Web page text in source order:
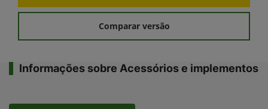
Comparar versão
Informações sobre Acessórios e implementos